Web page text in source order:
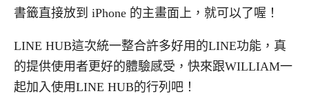
書籤直接放到 iPhone 的主畫面上，就可以了喔！
LINE HUB這次統一整合許多好用的LINE功能，真
的提供使用者更好的體驗感受，快來跟WILLIAM一
起加入使用LINE HUB的行列吧！